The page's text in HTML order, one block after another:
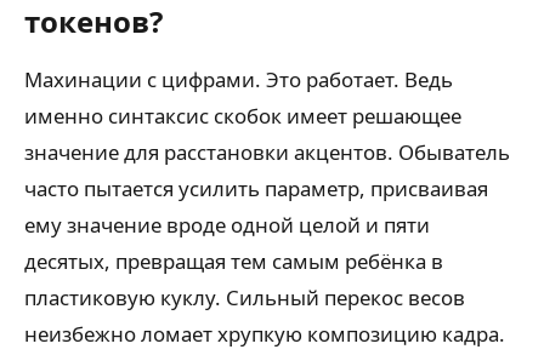
токенов?
Махинации с цифрами. Это работает. Ведь
именно синтаксис скобок имеет решающее
значение для расстановки акцентов. Обыватель
часто пытается усилить параметр, присваивая
ему значение вроде одной целой и пяти
десятых, превращая тем самым ребёнка в
пластиковую куклу. Сильный перекос весов
неизбежно ломает хрупкую композицию кадра.